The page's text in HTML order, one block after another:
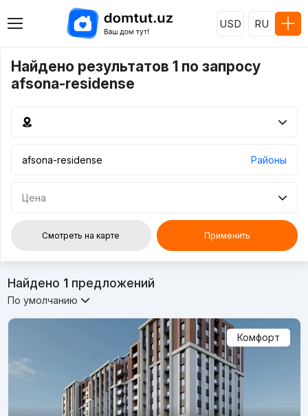
USD RU
Найдено результатов 1 по запросу
afsona-residense
Районы
Цена
Смотреть на карте Применить
Найдено 1предложений
По умолчанию
Комфорт